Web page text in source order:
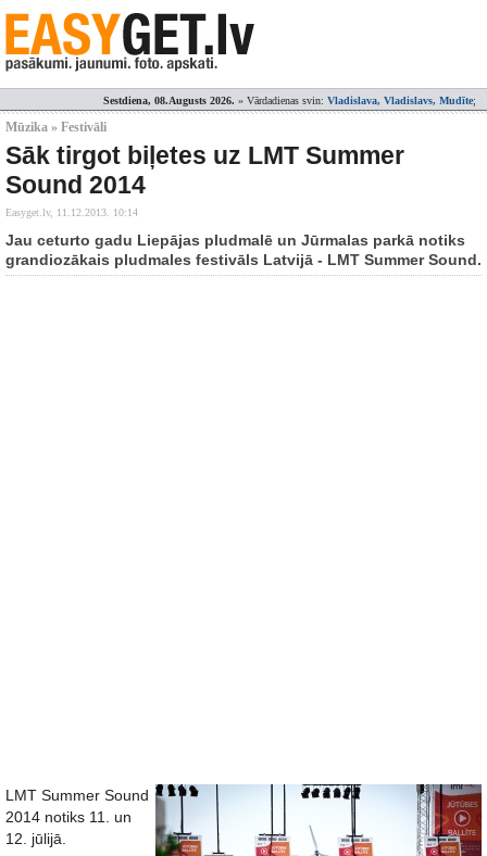
Sestdiena, 08.Augusts 2026. » Vārdadienas svin: Vladislava, Vladislavs, Mudīte;
Mūzika » Festivāli
Sāk tirgot biļetes uz LMT Summer
Sound 2014
Easyget.lv, 11.12.2013. 10:14
Jau ceturto gadu Liepājas pludmalē un Jūrmalas parkā notiks
grandiozākais pludmales festivāls Latvijā - LMT Summer Sound.
LMT Summer Sound
2014 notiks 11. un
12. jūlijā.